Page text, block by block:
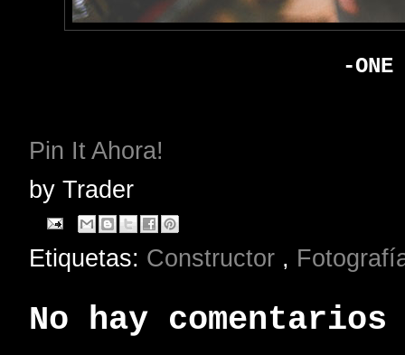
-ONE
Pin It Ahora!
by Trader
Etiquetas: Constructor ,
No hay